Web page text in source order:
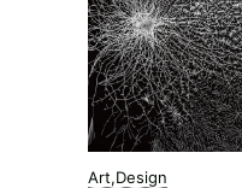
Art,Design